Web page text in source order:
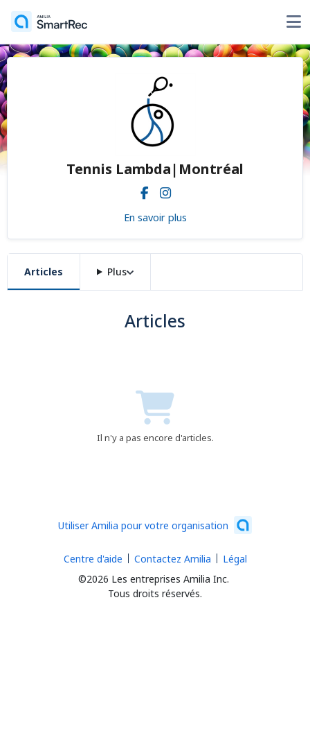
Tennis Lambda|Montréal
En savoir plus
Articles Plus
Articles
Il n'y a pas encore d'articles.
Utiliser Amilia pour votre organisation
©2026 Les entreprises Amilia Inc.
Tous droits réservés.
Centre d'aide Contactez Amilia Légal